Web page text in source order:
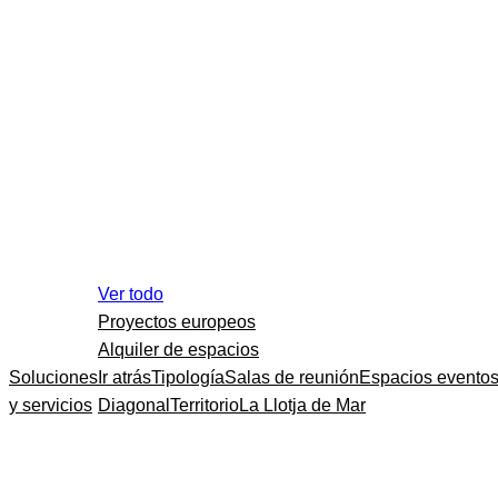
Soluciones
y servicios
Ver todo
Proyectos europeos
Alquiler de espacios
Ir atrásTipologíaSalas de reuniónEspacios eventos
Diagonal TerritorioLa Llotja de Mar